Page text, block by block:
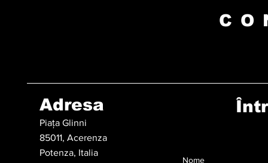
Adresa
Piața Glinni
85011, Acerenza
Potenza, Italia